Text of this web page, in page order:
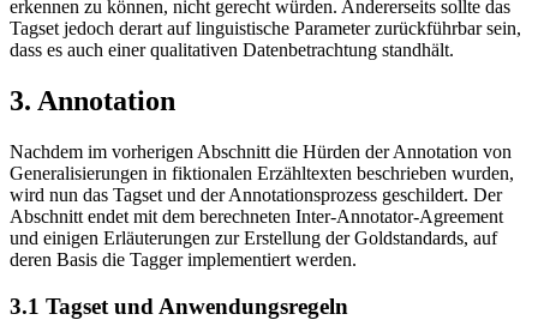
erkennen zu können, nicht gerecht würden. Andererseits sollte das
Tagset jedoch derart auf linguistische Parameter zurückführbar sein,
dass es auch einer qualitativen Datenbetrachtung standhält.
3. Annotation
Nachdem im vorherigen Abschnitt die Hürden der Annotation von
Generalisierungen in fiktionalen Erzähltexten beschrieben wurden,
wird nun das Tagset und der Annotationsprozess geschildert. Der
Abschnitt endet mit dem berechneten Inter-Annotator-Agreement
und einigen Erläuterungen zur Erstellung der Goldstandards, auf
deren Basis die Tagger implementiert werden.
3.1 Tagset und Anwendungsregeln